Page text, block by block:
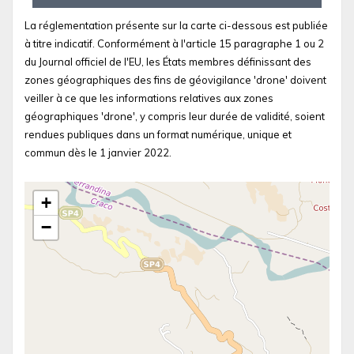
La réglementation présente sur la carte ci-dessous est publiée
à titre indicatif. Conformément à l'article 15 paragraphe 1 ou 2
du Journal officiel de l'EU, les États membres définissant des
zones géographiques des fins de géovigilance 'drone' doivent
veiller à ce que les informations relatives aux zones
géographiques 'drone', y compris leur durée de validité, soient
rendues publiques dans un format numérique, unique et
commun dès le 1 janvier 2022.